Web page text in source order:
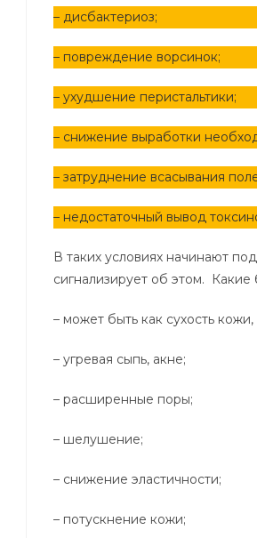
– дисбактериоз;
– повреждение ворсинок;
– ухудшение перистальтики;
– снижение выработки
– затруднение всасывания
– недостаточный вывод
В таких условиях начинают
сигнализирует об этом.
– может быть как сухость
– угревая сыпь, акне;
– расширенные поры;
– шелушение;
– снижение эластичности;
– потускнение кожи;